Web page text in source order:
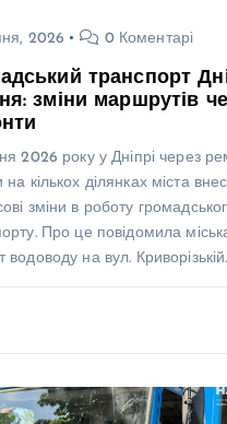
2026 0 Коментарі
транспорт
зміни маршрутів
2026 року у Дніпрі через
на кількох ділянках міста
зміни в роботу
Про це повідомила
водоводу на вул.